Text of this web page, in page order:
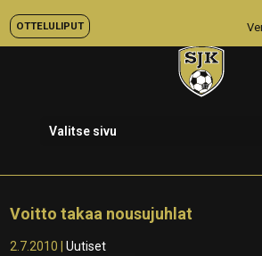
OTTELULIPUT
Valitse sivu
Voitto takaa nousujuhlat
2.7.2010 |Uutiset